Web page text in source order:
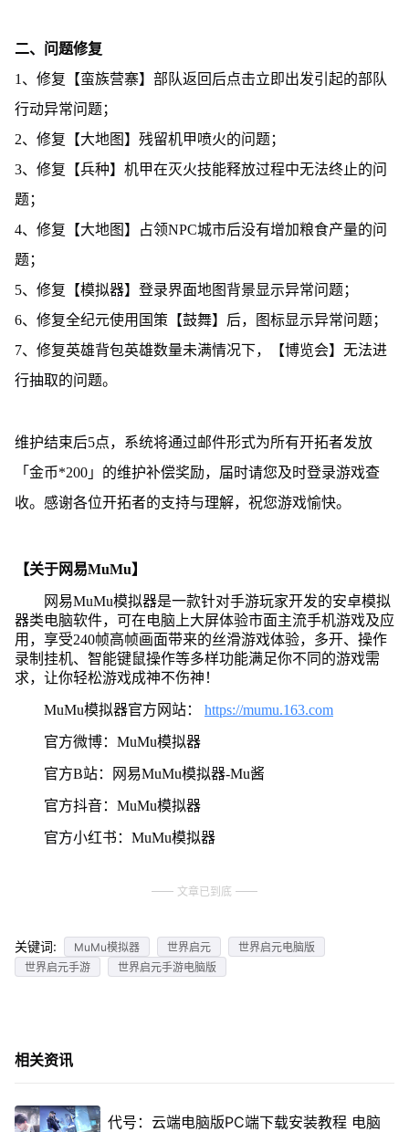
二、问题修复
1、修复【蛮族营寨】部队返回后点击立即出发引起的部队
行动异常问题；
2、修复【大地图】残留机甲喷火的问题；
3、修复【兵种】机甲在灭火技能释放过程中无法终止的问
题；
4、修复【大地图】占领NPC城市后没有增加粮食产量的问
题；
5、修复【模拟器】登录界面地图背景显示异常问题；
6、修复全纪元使用国策【鼓舞】后，图标显示异常问题；
7、修复英雄背包英雄数量未满情况下，【博览会】无法进
行抽取的问题。
维护结束后5点，系统将通过邮件形式为所有开拓者发放
「金币*200」的维护补偿奖励，届时请您及时登录游戏查
收。感谢各位开拓者的支持与理解，祝您游戏愉快。
【关于网易MuMu】
网易MuMu模拟器是一款针对手游玩家开发的安卓模拟
器类电脑软件，可在电脑上大屏体验市面主流手机游戏及应
用，享受240帧高帧画面带来的丝滑游戏体验，多开、操作
录制挂机、智能键鼠操作等多样功能满足你不同的游戏需
求，让你轻松游戏成神不伤神！
MuMu模拟器官方网站： https://mumu.163.com
官方微博：MuMu模拟器
官方B站：网易MuMu模拟器-Mu酱
官方抖音：MuMu模拟器
官方小红书：MuMu模拟器
文章已到底
关键词: MuMu模拟器 世界启元
世界启元电脑版
世界启元手游
世界启元手游电脑版
相关资讯
代号：云端电脑版PC端下载安装教程 电脑